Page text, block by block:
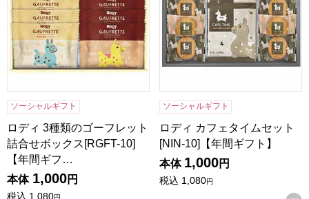
ソーシャルギフト
ロディ 3種類のゴーフレット
詰合せボックス[RGFT-10]
【年間ギフ…
本体 1,000円
税込 1,080円
ソーシャルギフト
ロディ カフェタイムセット
[NIN-10]【年間ギフト】
本体 1,000円
税込 1,080円